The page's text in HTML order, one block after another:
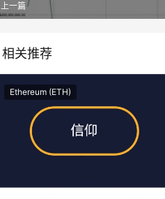
上一篇
相关推荐
Ethereum (ETH)